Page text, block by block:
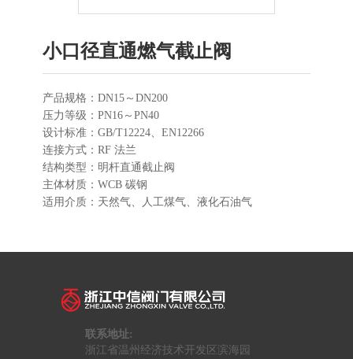
小口径直通燃气截止阀
产品规格：DN15～DN200
压力等级：PN16～PN40
设计标准：GB/T12224、EN12266
连接方式：RF 法兰
结构类型：明杆直通截止阀
主体材质：WCB 碳钢
适用介质：天然气、人工煤气、液化石油气
联系地址:
浙江省温州经济技术开发区滨海园